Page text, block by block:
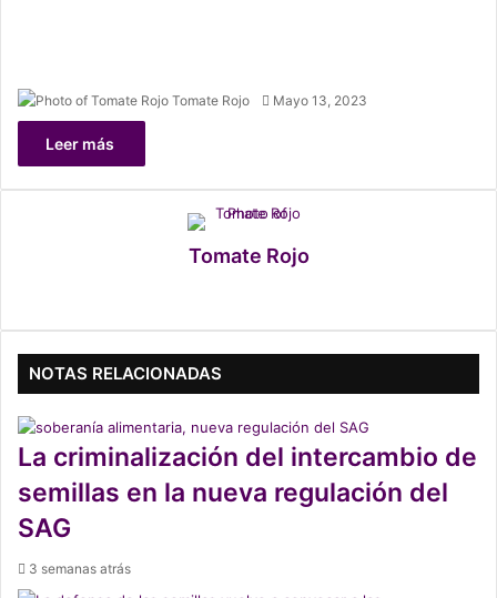
Tomate Rojo
o
w
n
Mayo 13, 2023
Leer más
Tomate Rojo
NOTAS RELACIONADAS
La criminalización del intercambio de
semillas en la nueva regulación del
SAG
3 semanas atrás